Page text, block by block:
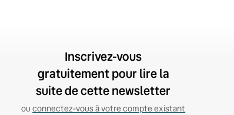
Inscrivez-vous
gratuitement pour lire la
suite de cette newsletter
ouconnectez-vous à votre compte existant